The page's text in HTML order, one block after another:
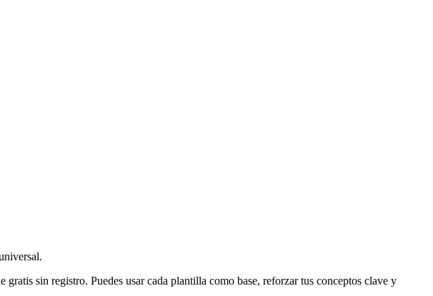
gratis sin registro. Puedes usar cada plantilla como base, reforzar tus conceptos clave y